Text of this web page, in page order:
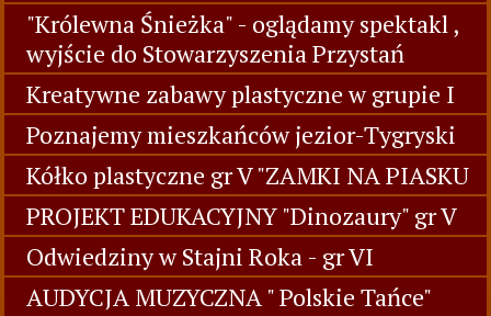
"Królewna Śnieżka" - oglądamy spektakl ,
wyjście do Stowarzyszenia Przystań
Kreatywne zabawy plastyczne w grupie I
Poznajemy mieszkańców jezior-Tygryski
Kółko plastyczne gr V "ZAMKI NA PIASKU
PROJEKT EDUKACYJNY "Dinozaury" gr V
Odwiedziny w Stajni Roka - gr VI
AUDYCJA MUZYCZNA " Polskie Tańce"